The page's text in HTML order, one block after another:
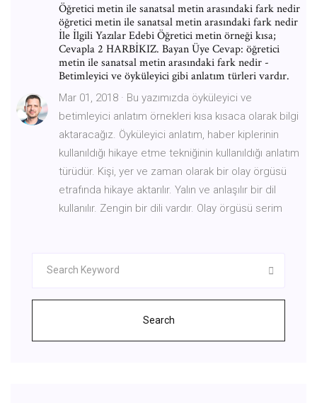
Öğretici metin ile sanatsal metin arasındaki fark nedir
öğretici metin ile sanatsal metin arasındaki fark nedir
İle İlgili Yazılar Edebi Öğretici metin örneği kısa;
Cevapla 2 HARBİKIZ. Bayan Üye Cevap: öğretici
metin ile sanatsal metin arasındaki fark nedir -
Betimleyici ve öyküleyici gibi anlatım türleri vardır.
Mar 01, 2018 · Bu yazımızda öyküleyici ve
betimleyici anlatım örnekleri kısa kısaca olarak bilgi
aktaracağız. Öyküleyici anlatım, haber kiplerinin
kullanıldığı hikaye etme tekniğinin kullanıldığı anlatım
türüdür. Kişi, yer ve zaman olarak bir olay örgüsü
etrafında hikaye aktarılır. Yalın ve anlaşılır bir dil
kullanılır. Zengin bir dili vardır. Olay örgüsü serim
Search